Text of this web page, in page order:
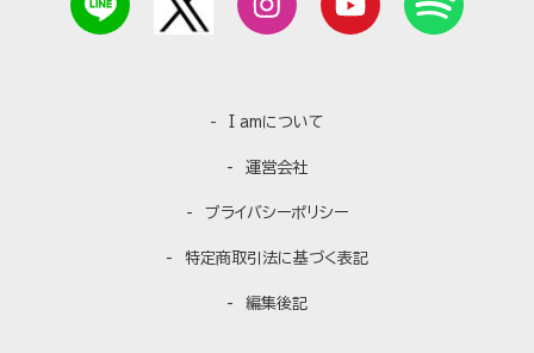
I amについて
運営会社
プライバシーポリシー
特定商取引法に基づく表記
編集後記